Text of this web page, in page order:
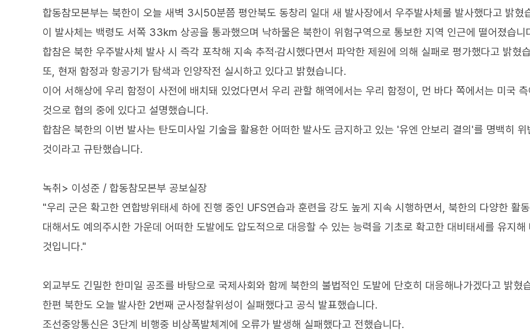
합동참모본부는 북한이 오늘 새벽 3시50분쯤 평안북도 동창리 일대 새 발사장에서 우주발사체룰 발사했다고 밝혔
이 발사체는 백령도 서쪽 33km 상공을 통과했으며 낙하물은 북한이 위험구역으로 통보한 지역 인근에 떨어졌습니
합참은 북한 우주발사체 발사 시 즉각 포착해 지속 추적·감시했다면서 파악한 제원에 의해 실패로 평가했다고 밝혔
또, 현재 함정과 항공기가 탐색과 인양작전 실시하고 있다고 밝혔습니다.
이어 서해상에 우리 함정이 사전에 배치돼 있었다면서 우리 관할 해역에서는 우리 함정이, 먼 바다 쪽에서는 미국
것으로 협의 중에 있다고 설명했습니다.
합참은 북한의 이번 발사는 탄도미사일 기술을 활용한 어떠한 발사도 금지하고 있는 '유엔 안보리 결의'를 명백히 위
것이라고 규탄했습니다.
녹취> 이성준 / 합동참모본부 공보실장
"우리 군은 확고한 연합방위태세 하에 진행 중인 UFS연습과 훈련을 강도 높게 지속 시행하면서, 북한의 다양한 활
대해서도 예의주시한 가운데 어떠한 도발에도 압도적으로 대응할 수 있는 능력을 기초로 확고한 대비태세를 유지해
것입니다."
외교부도 긴밀한 한미일 공조를 바탕으로 국제사회와 함께 북한의 불법적인 도발에 단호히 대응해나가겠다고 밝혔
한편 북한도 오늘 발사한 2번째 군사정찰위성이 실패했다고 공식 발표했습니다.
조선중앙통신은 3단계 비행중 비상폭발체계에 오류가 발생해 실패했다고 전했습니다.